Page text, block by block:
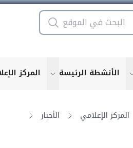
show submenu for "More"
الأنشطة الرئيسة for "More"
المركز
المركز الإعلامي الأخبار